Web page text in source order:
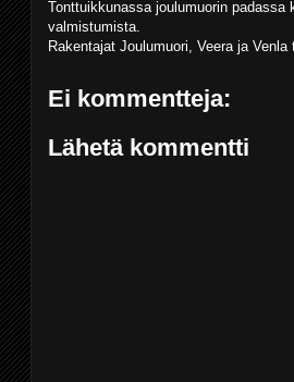
Tonttuikkunassa joulumuorin
valmistumista.
Rakentajat Joulumuori, Veera ja
Ei kommentteja:
Lähetä kommentti